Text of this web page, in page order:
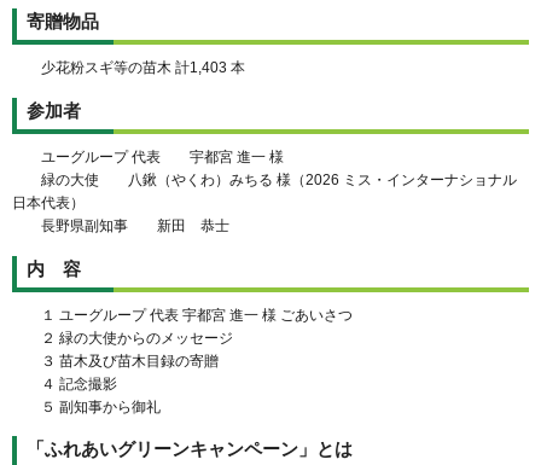
寄贈物品
少花粉スギ等の苗木 計1,403 本
参加者
ユーグループ 代表 宇都宮 進一 様
緑の大使 八鍬（やくわ）みちる 様（2026 ミス・インターナショナル
日本代表）
長野県副知事 新田 恭士
内 容
１ ユーグループ 代表 宇都宮 進一 様 ごあいさつ
２ 緑の大使からのメッセージ
３ 苗木及び苗木目録の寄贈
４ 記念撮影
５ 副知事から御礼
「ふれあいグリーンキャンペーン」とは